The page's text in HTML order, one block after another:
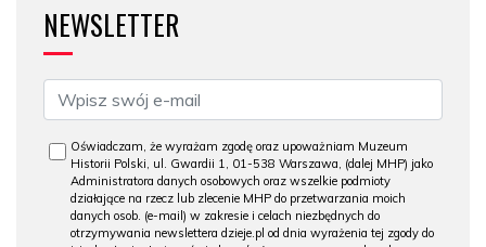
NEWSLETTER
Oświadczam, że wyrażam zgodę oraz upoważniam Muzeum
Historii Polski, ul. Gwardii 1, 01-538 Warszawa, (dalej MHP) jako
Administratora danych osobowych oraz wszelkie podmioty
działające na rzecz lub zlecenie MHP do przetwarzania moich
danych osob. (e-mail) w zakresie i celach niezbędnych do
otrzymywania newslettera dzieje.pl od dnia wyrażenia tej zgody do